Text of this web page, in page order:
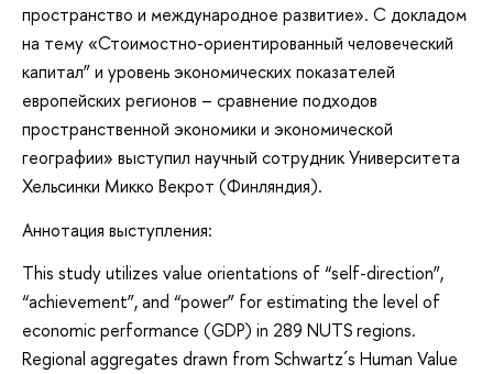
пространство и международное развитие». С докладом
на тему «Стоимостно-ориентированный человеческий
капитал” и уровень экономических показателей
европейских регионов – сравнение подходов
пространственной экономики и экономической
географии» выступил научный сотрудник Университета
Хельсинки Микко Векрот (Финляндия).
Аннотация выступления:
This study utilizes value orientations of “self-direction”,
“achievement”, and “power” for estimating the level of
economic performance (GDP) in 289 NUTS regions.
Regional aggregates drawn from Schwartz´s Human Value